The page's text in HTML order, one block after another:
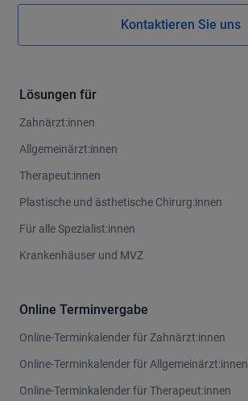
Kontaktieren Sie uns
Lösungen für
Zahnärzt:innen
Allgemeinärzt:innen
Therapeut:innen
Plastische und ästhetische Chirurg:innen
Für alle Spezialist:innen
Krankenhäuser und MVZ
Online Terminvergabe
Online-Terminkalender für Zahnärzt:innen
Online-Terminkalender für Allgemeinärzt:innen
Online-Terminkalender für Therapeut:innen